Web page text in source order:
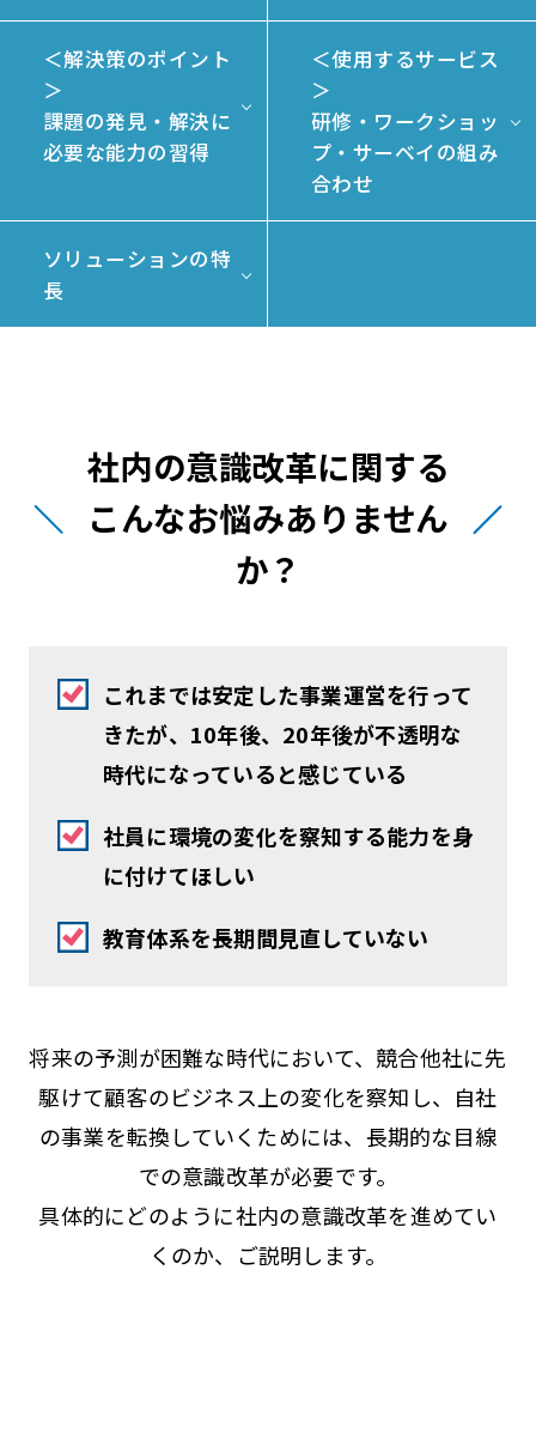
＜解決策のポイント
＞
課題の発見・解決に
必要な能力の習得
＜使用するサービス
＞
研修・ワークショッ
プ・サーベイの組み
合わせ
ソリューションの特
長
社内の意識改革に関する
こんなお悩みありません
か？
これまでは安定した事業運営を行って
きたが、10年後、20年後が不透明な
時代になっていると感じている
社員に環境の変化を察知する能力を身
に付けてほしい
教育体系を長期間見直していない
将来の予測が困難な時代において、競合他社に先
駆けて顧客のビジネス上の変化を察知し、自社
の事業を転換していくためには、長期的な目線
での意識改革が必要です。
具体的にどのように社内の意識改革を進めてい
くのか、ご説明します。